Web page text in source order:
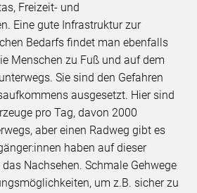
Freizeit- und
Eine gute Infrastruktur zur
Bedarfs findet man ebenfalls
Menschen zu Fuß und auf dem
Sie sind den Gefahren
ausgesetzt. Hier sind
pro Tag, davon 2000
aber einen Radweg gibt es
haben auf dieser
Nachsehen. Schmale Gehwege
um z.B. sicher zu